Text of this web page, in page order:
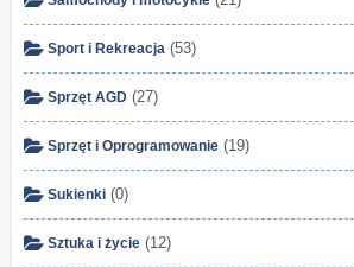
Sport i Rekreacja (53)
Sprzęt AGD (27)
Sprzęt i Oprogramowanie (19)
Sukienki (0)
Sztuka i życie (12)